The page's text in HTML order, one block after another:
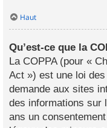
Haut
Qu’est-ce que la
La COPPA (pour «
Act ») est une loi
demande aux sites
des informations sur
ans un